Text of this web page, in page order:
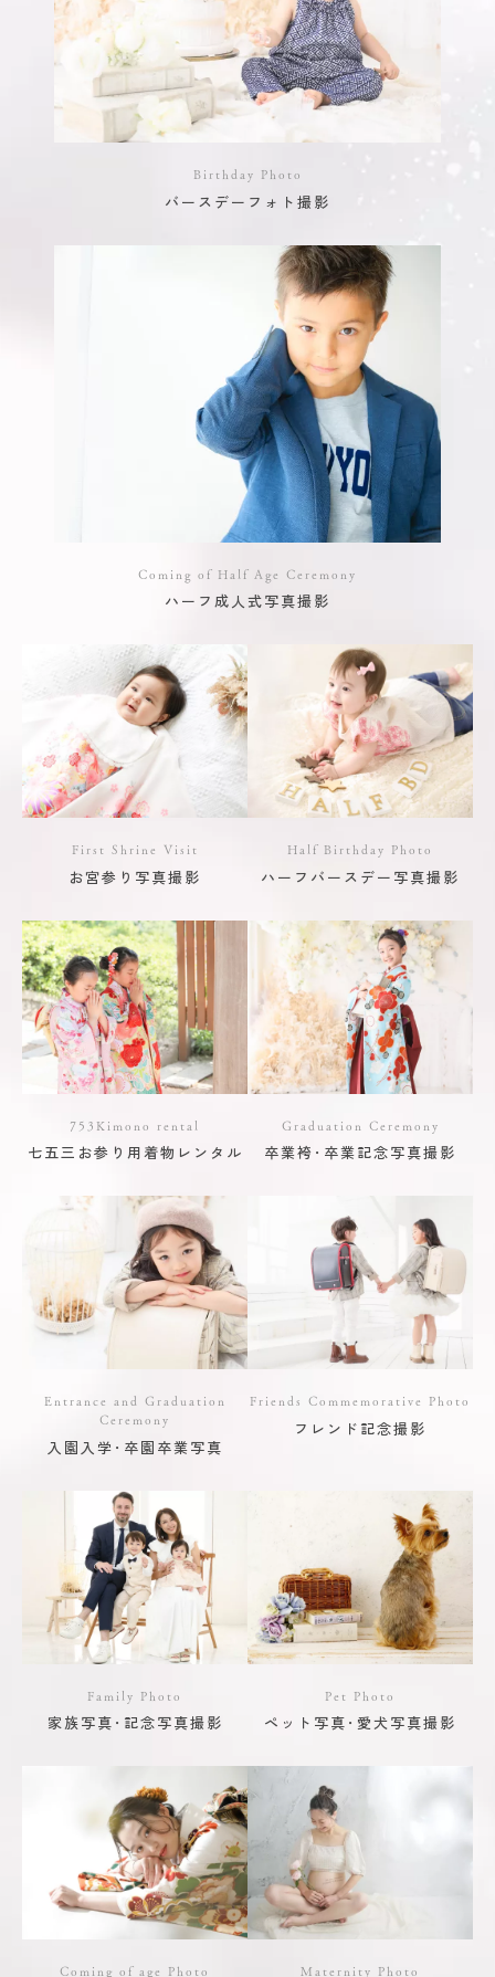
Birthday Photo
バースデーフォト撮影
Coming of Half Age Ceremony
ハーフ成人式写真撮影
First Shrine Visit
お宮参り写真撮影
Half Birthday Photo
ハーフバースデー写真撮影
753Kimono rental
七五三お参り用着物レンタル
Graduation Ceremony
卒業袴･卒業記念写真撮影
Entrance and Graduation
Ceremony
入園入学･卒園卒業写真
Friends Commemorative Photo
フレンド記念撮影
Family Photo
家族写真･記念写真撮影
Pet Photo
ペット写真･愛犬写真撮影
Coming of age Photo Maternity Photo